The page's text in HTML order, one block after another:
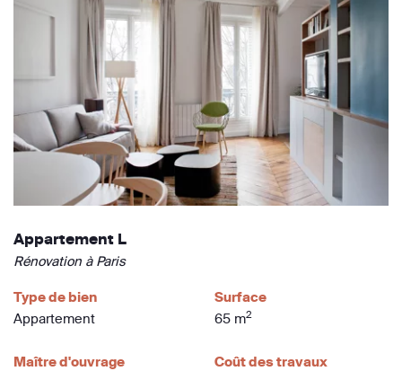
Appartement L
Rénovation à Paris
Type de bien
Appartement
Surface
65 m2
Maître d'ouvrage
Coût des travaux